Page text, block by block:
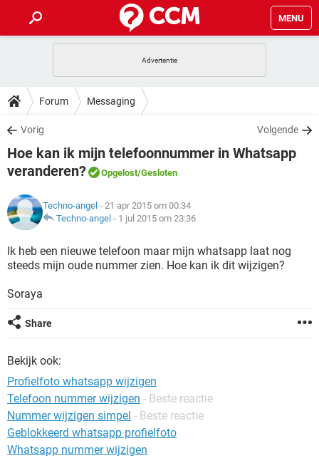
MENU
INSTAGRAM
NETFLIX
GRATIS SNAPCHAT
TIKTOK
HOW-TO
VIDEOBELLEN
NETFLIX
TIKTOK
DOWNLOADS
VIDEOBELLEN GAMES
INSTAGRAM WINDOWS 10
NETFLIX CORONAVIRUS
GRATIS
TIKTOK
INSTAGRAM WINDOWS 10
GRATIS SNAPCHAT
ARTIKELEN
VIDEOBELLEN
INSTAGRAM WINDOWS 10
GRATIS
TIKTOK
Forum Messaging
Vorig Volgende
Hoe kan ik mijn telefoonnummer in Whatsapp
veranderen?
Opgelost/Gesloten
Techno-angel - 21 apr 2015 om 00:34
Techno-angel - 1 jul 2015 om 23:36
Ik heb een nieuwe telefoon maar mijn whatsapp laat nog
steeds mijn oude nummer zien. Hoe kan ik dit wijzigen?
Soraya
Share
Bekijk ook:
Profielfoto whatsapp wijzigen
Telefoon nummer wijzigen - Beste reactie
Nummer wijzigen simpel - Beste reactie
Geblokkeerd whatsapp profielfoto
Whatsapp nummer wijzigen